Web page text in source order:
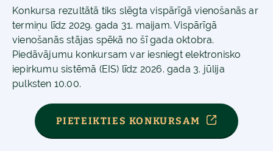
Konkursa rezultātā tiks slēgta vispārīgā vienošanās ar
termiņu līdz 2029. gada 31. maijam. Vispārīgā
vienošanās stājas spēkā no šī gada oktobra.
Piedāvājumu konkursam var iesniegt elektronisko
iepirkumu sistēmā (EIS) līdz 2026. gada 3. jūlija
pulksten 10.00.
PIETEIKTIES KONKURSAM